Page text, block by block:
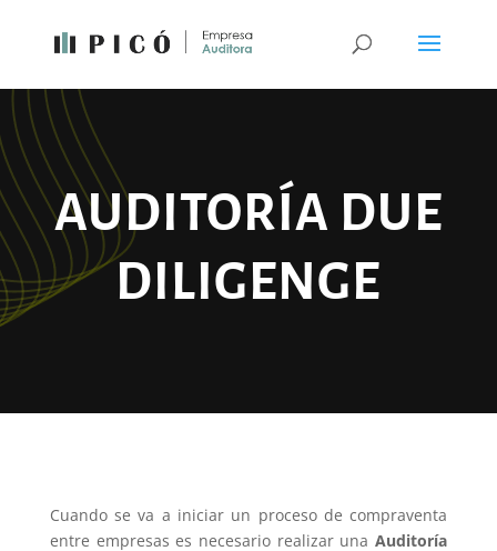
AUDITORÍA DUE
DILIGENGE
Cuando se va a iniciar un proceso de compraventa
entre empresas es necesario realizar unaAuditoría